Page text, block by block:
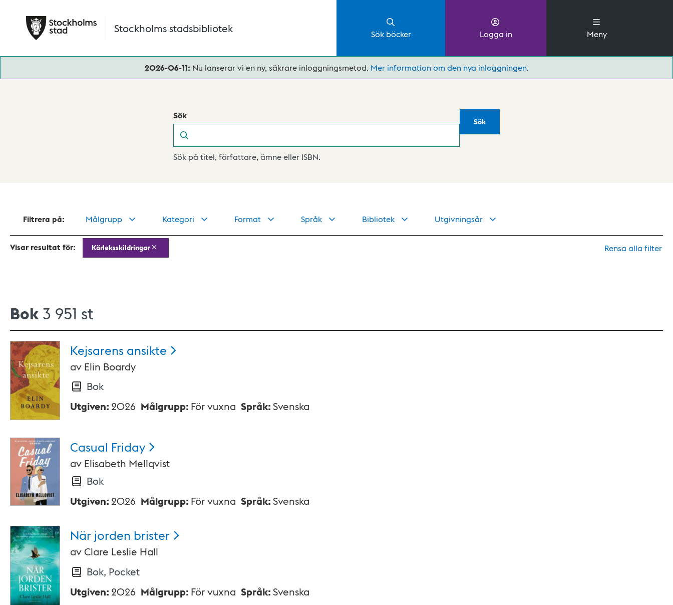
Stockholms stadsbibliotek Sök böcker Logga in Meny
2026-06-11: Nu lanserar vi en ny, säkrare inloggningsmetod. Mer information om den nya inloggningen.
Sök
Sök
Sök på titel, författare, ämne eller ISBN.
Filtrera på: Målgrupp Kategori Format Språk Bibliotek Utgivningsår
Visar resultat för: Kärleksskildringar Rensa alla filter
Bok 3 951 st
Kejsarens ansikte
av Elin Boardy
Bok
Utgiven:2026 Målgrupp: För vuxna Språk:Svenska
Casual Friday
av Elisabeth Mellqvist
Bok
Utgiven:2026 Målgrupp: För vuxna Språk:Svenska
När jorden brister
avClare Leslie Hall
Bok, Pocket
Utgiven:2026 Målgrupp: För vuxna Språk:Svenska